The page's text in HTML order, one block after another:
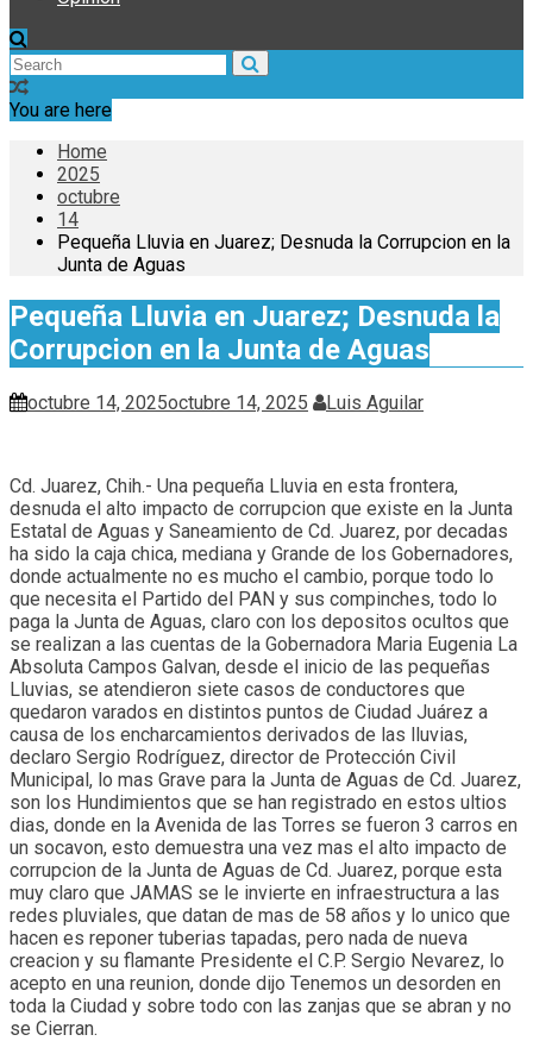
You are here
Home
2025
octubre
14
Pequeña Lluvia en Juarez; Desnuda la Corrupcion en la
Junta de Aguas
Pequeña Lluvia en Juarez; Desnuda la
Corrupcion en la Junta de Aguas
octubre 14, 2025octubre 14, 2025 Luis Aguilar
Cd. Juarez, Chih.- Una pequeña Lluvia en esta frontera,
desnuda el alto impacto de corrupcion que existe en la Junta
Estatal de Aguas y Saneamiento de Cd. Juarez, por decadas
ha sido la caja chica, mediana y Grande de los Gobernadores,
donde actualmente no es mucho el cambio, porque todo lo
que necesita el Partido del PAN y sus compinches, todo lo
paga la Junta de Aguas, claro con los depositos ocultos que
se realizan a las cuentas de la Gobernadora Maria Eugenia La
Absoluta Campos Galvan, desde el inicio de las pequeñas
Lluvias, se atendieron siete casos de conductores que
quedaron varados en distintos puntos de Ciudad Juárez a
causa de los encharcamientos derivados de las lluvias,
declaro Sergio Rodríguez, director de Protección Civil
Municipal, lo mas Grave para la Junta de Aguas de Cd. Juarez,
son los Hundimientos que se han registrado en estos ultios
dias, donde en la Avenida de las Torres se fueron 3 carros en
un socavon, esto demuestra una vez mas el alto impacto de
corrupcion de la Junta de Aguas de Cd. Juarez, porque esta
muy claro que JAMAS se le invierte en infraestructura a las
redes pluviales, que datan de mas de 58 años y lo unico que
hacen es reponer tuberias tapadas, pero nada de nueva
creacion y su flamante Presidente el C.P. Sergio Nevarez, lo
acepto en una reunion, donde dijo Tenemos un desorden en
toda la Ciudad y sobre todo con las zanjas que se abran y no
se Cierran.